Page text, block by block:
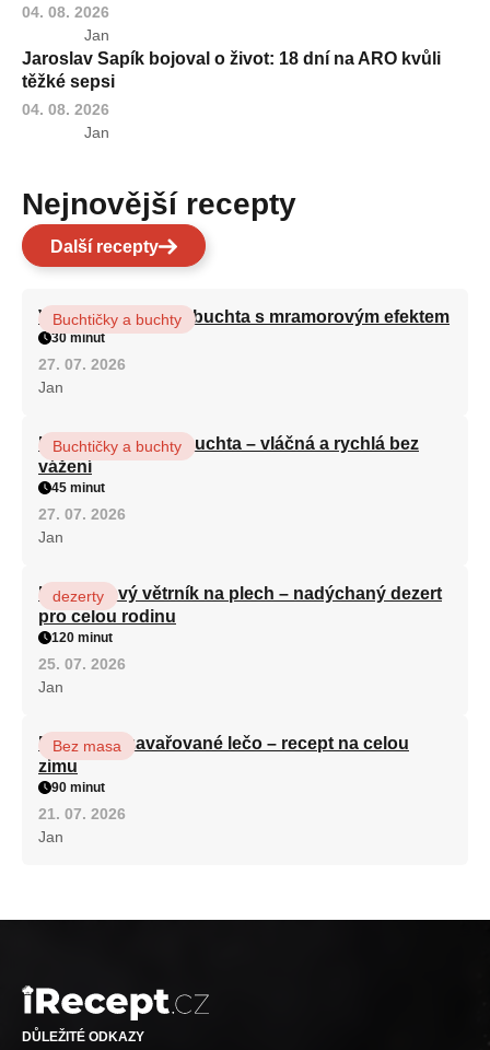
04. 08. 2026
Jan
Jaroslav Sapík bojoval o život: 18 dní na ARO kvůli
těžké sepsi
04. 08. 2026
Jan
Nejnovější recepty
Další recepty
Vláčná olejová litá buchta s mramorovým efektem
Buchtičky a buchty
30 minut
27. 07. 2026
Jan
Hrnková maková buchta – vláčná a rychlá bez
vážení
Buchtičky a buchty
45 minut
27. 07. 2026
Jan
Karamelový větrník na plech – nadýchaný dezert
pro celou rodinu
dezerty
120 minut
25. 07. 2026
Jan
Babiččino zavařované lečo – recept na celou
zimu
Bez masa
90 minut
21. 07. 2026
Jan
DŮLEŽITÉ ODKAZY